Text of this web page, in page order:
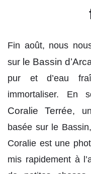
Fin août, nous
sur le Bassin
pur et d’eau
immortaliser. En
Coralie Terrée,
basée sur le
Coralie est une
mis rapidement à